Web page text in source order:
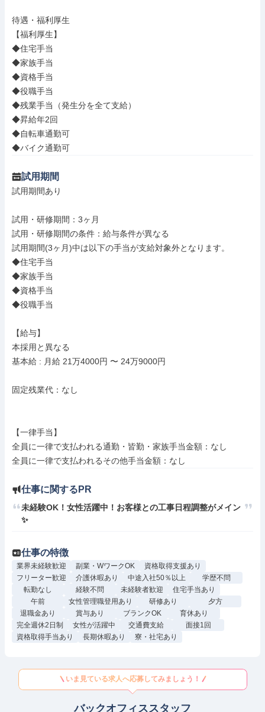
待遇・福利厚生
【福利厚生】
◆住宅手当
◆家族手当
◆資格手当
◆役職手当
◆残業手当（発生分を全て支給）
◆昇給年2回
◆自転車通勤可
◆バイク通勤可
試用期間
試用期間あり
試用・研修期間：3ヶ月
試用・研修期間の条件：給与条件が異なる
試用期間(3ヶ月)中は以下の手当が支給対象外となります。
◆住宅手当
◆家族手当
◆資格手当
◆役職手当
【給与】
本採用と異なる
基本給 : 月給 21万4000円 〜 24万9000円
固定残業代：なし
【一律手当】
全員に一律で支払われる通勤・皆勤・家族手当金額：なし
仕事に関するPR
未経験OK！女性活躍中！お客様との工事日程調整がメイン
✨
仕事の特徴
業界未経験歓迎 副業・WワークOK
資格取得支援あり
フリーター歓迎
介護休暇あり 中途入社50％以上
学歴不問
転勤なし
経験不問 未経験者歓迎
住宅手当あり
午前
女性管理職登用あり 研修あり
夕方
退職金あり
賞与あり ブランクOK
育休あり
完全週休2日制
女性が活躍中 交通費支給
面接1回
資格取得手当あり
長期休暇あり 寮・社宅あり
いま見ている求人へ応募してみましょう！
バックオフィススタッフ